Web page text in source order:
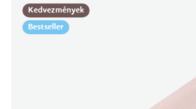
Kedvezmények
Bestseller